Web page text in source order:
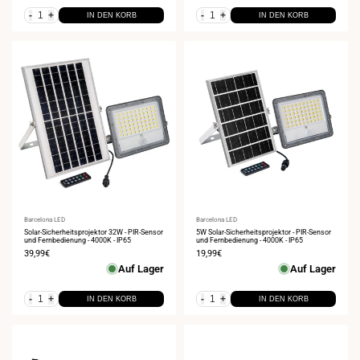
- + IN DEN KORB - + IN DEN KORB
Anbieter:
Barcelona LED
Solar-Sicherheitsprojektor 32W - PIR-Sensor
und Fernbedienung - 4000K - IP65
Verkaufspreis
39,99€
Auf Lager
- + IN DEN KORB
Anbieter:
Barcelona LED
5W Solar-Sicherheitsprojektor - PIR-Sensor
und Fernbedienung - 4000K - IP65
Verkaufspreis
19,99€
Auf Lager
- + IN DEN KORB